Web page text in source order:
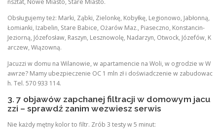
Obsługujemy też: Marki, Ząbki, Zielonkę, Kobyłkę, Legionowo, Jabłonną,
Łomianki, Izabelin, Stare Babice, Ożarów Maz., Piaseczno, Konstancin-
Jeziorną, Józefosław, Raszyn, Lesznowolę, Nadarzyn, Otwock, Józefów, K
arczew, Wiązowną.
Jacuzzi w domu na Wilanowie, w apartamencie na Woli, w ogrodzie w W
awrze? Mamy ubezpieczenie OC 1 mln zł i doświadczenie w zabudowac
h. Tel. 570 933 114.
3. 7 objawów zapchanej filtracji w domowym jacu
zzi – sprawdź zanim wezwiesz serwis
Nie każdy mętny kolor to filtr. Zrób 3 testy w 5 minut: